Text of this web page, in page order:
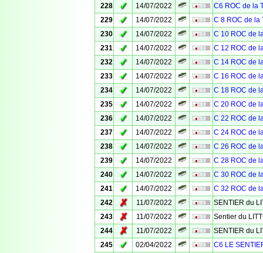
228
✓ 14/07/2022
C6 ROC de la
229
✓ 14/07/2022
C 8 ROC de la
230
✓ 14/07/2022
C 10 ROC de
231
✓ 14/07/2022
C 12 ROC de
232
✓ 14/07/2022
C 14 ROC de
233
✓ 14/07/2022
C 16 ROC de
234
✓ 14/07/2022
C 18 ROC de
235
✓ 14/07/2022
C 20 ROC de
236
✓ 14/07/2022
C 22 ROC de
237
✓ 14/07/2022
C 24 ROC de
238
✓ 14/07/2022
C 26 ROC de
239
✓ 14/07/2022
C 28 ROC de
240
✓ 14/07/2022
C 30 ROC de
241
✓ 14/07/2022
C 32 ROC de
242
✗ 11/07/2022
SENTIER du
243
✗ 11/07/2022
Sentier du
244
✗ 11/07/2022
SENTIER du
245
✓ 02/04/2022
C6 LE